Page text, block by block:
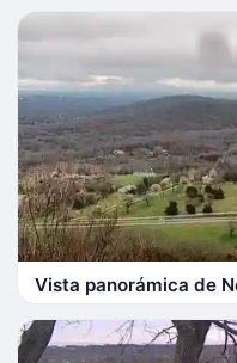
Vista panorámica de